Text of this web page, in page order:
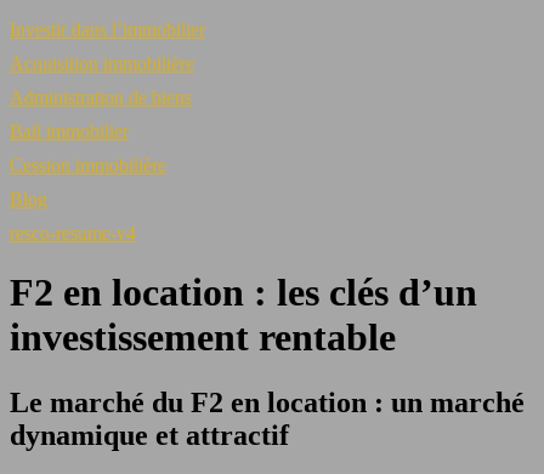
Investir dans l’immobilier
Acquisition immobilière
Administration de biens
Bail immobilier
Cession immobilière
Blog
resco-resume-v4
F2 en location : les clés d’un
investissement rentable
Le marché du F2 en location : un marché
dynamique et attractif